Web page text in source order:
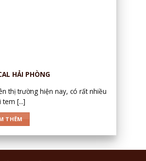
HẢI PHÒNG
thị trường hiện nay, có rất nhiều
tem [...]
THÊM